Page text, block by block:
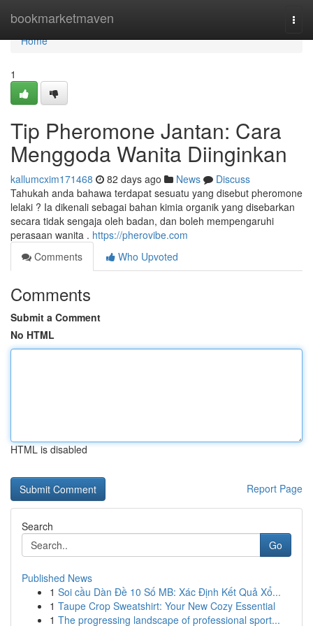
bookmarketmaven
Home
Home
1
Tip Pheromone Jantan: Cara
Menggoda Wanita Diinginkan
kallumcxim171468 82 days ago News
Discuss
Tahukah anda bahawa terdapat sesuatu yang disebut pheromone
lelaki ? Ia dikenali sebagai bahan kimia organik yang disebarkan
secara tidak sengaja oleh badan, dan boleh mempengaruhi
perasaan wanita . https://pherovibe.com
Comments
Who Upvoted
Comments
Submit a Comment
No HTML
HTML is disabled
Report Page
Search
Go
Published News
1 Soi cầu Dàn Đề 10 Số MB: Xác Định Kết Quả Xổ...
1 Taupe Crop Sweatshirt: Your New Cozy Essential
1 The progressing landscape of professional sport...